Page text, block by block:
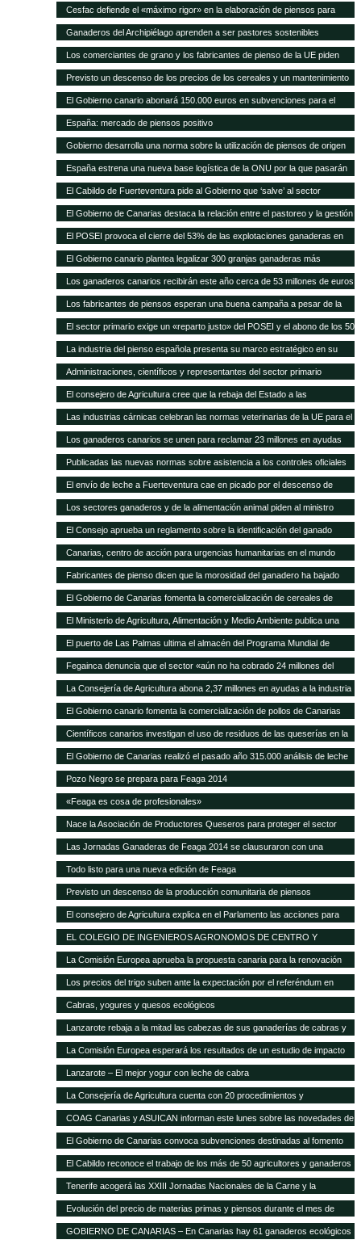
Cesfac defiende el «máximo rigor» en la elaboración de piensos para
animales
Ganaderos del Archipiélago aprenden a ser pastores sostenibles
Los comerciantes de grano y los fabricantes de pienso de la UE piden
celeridad en la aprobación de 8 cultivos MG
Previsto un descenso de los precios de los cereales y un mantenimiento
de los precios de la carne en los próximos 10 años según FAO/OCDE
El Gobierno canario abonará 150.000 euros en subvenciones para el
fomento de razas autóctonas
España: mercado de piensos positivo
Gobierno desarrolla una norma sobre la utilización de piensos de origen
animal
España estrena una nueva base logística de la ONU por la que pasarán
75.000 toneladas de ayuda para África al año
El Cabildo de Fuerteventura pide al Gobierno que ‘salve’ al sector
ganadero del hundimiento
El Gobierno de Canarias destaca la relación entre el pastoreo y la gestión
medioambiental
El POSEI provoca el cierre del 53% de las explotaciones ganaderas en
cuatro años
El Gobierno canario plantea legalizar 300 granjas ganaderas más
Los ganaderos canarios recibirán este año cerca de 53 millones de euros
en ayudas POSEI
Los fabricantes de piensos esperan una buena campaña a pesar de la
sequía en España
El sector primario exige un «reparto justo» del POSEI y el abono de los 50
millones adeudados
La industria del pienso española presenta su marco estratégico en su
asamblea general
Administraciones, científicos y representantes del sector primario
trabajan en el Plan Forrajero de Canarias
El consejero de Agricultura cree que la rebaja del Estado a las
subvenciones al transporte aleja a los agricultores canarios de España y
de Europa
Las industrias cárnicas celebran las normas veterinarias de la UE para el
porcino
Los ganaderos canarios se unen para reclamar 23 millones en ayudas
atrasadas
Publicadas las nuevas normas sobre asistencia a los controles oficiales
en mataderos de aves y conejos
El envío de leche a Fuerteventura cae en picado por el descenso de
cabras
Los sectores ganaderos y de la alimentación animal piden al ministro
Montoro que el IVA reducido no suba del 10 al 21%
El Consejo aprueba un reglamento sobre la identificación del ganado
vacuno
Canarias, centro de acción para urgencias humanitarias en el mundo
Fabricantes de pienso dicen que la morosidad del ganadero ha bajado
sensiblemente
El Gobierno de Canarias fomenta la comercialización de cereales de
variedades tradicionales de Canarias
El Ministerio de Agricultura, Alimentación y Medio Ambiente publica una
nueva convocatoria de subvenciones para proyectos de investigación
aplicada al sector ganadero por 6,3 millones de euros
El puerto de Las Palmas ultima el almacén del Programa Mundial de
Alimentos
Fegainca denuncia que el sector «aún no ha cobrado 24 millones del
POSEI 2013»
La Consejería de Agricultura abona 2,37 millones en ayudas a la industria
láctea y queserías artesanales
El Gobierno canario fomenta la comercialización de pollos de Canarias
Científicos canarios investigan el uso de residuos de las queserías en la
alimentación de ganado caprino
El Gobierno de Canarias realizó el pasado año 315.000 análisis de leche
y quesos de las Islas
Pozo Negro se prepara para Feaga 2014
«Feaga es cosa de profesionales»
Nace la Asociación de Productores Queseros para proteger el sector
Las Jornadas Ganaderas de Feaga 2014 se clausuraron con una
reivindicación al respeto del reglamento europeo sobre el POSEI
Todo listo para una nueva edición de Feaga
Previsto un descenso de la producción comunitaria de piensos
compuestos en 2014
El consejero de Agricultura explica en el Parlamento las acciones para
mejorar la situación de la ganadería canaria
EL COLEGIO DE INGENIEROS AGRONOMOS DE CENTRO Y
CANARIAS ofrece una sesión gratuita sobre Bioseguridad y gestión de
las explotaciones en ganadería
La Comisión Europea aprueba la propuesta canaria para la renovación
del AIEM
Los precios del trigo suben ante la expectación por el referéndum en
Crimea
Cabras, yogures y quesos ecológicos
Lanzarote rebaja a la mitad las cabezas de sus ganaderías de cabras y
ovejas Las exigencias de Europa para conceder las ayudas deja unas
12.000 cabezas caprinas y casi 4.000 ovinas
La Comisión Europea esperará los resultados de un estudio de impacto
para modificar el POSEI
Lanzarote – El mejor yogur con leche de cabra
La Consejería de Agricultura cuenta con 20 procedimientos y
servicios»on-line»
COAG Canarias y ASUICAN informan este lunes sobre las novedades de
la Ley de la Cadena Alimentaria
El Gobierno de Canarias convoca subvenciones destinadas al fomento
de razas ganaderas autóctonas
El Cabildo reconoce el trabajo de los más de 50 agricultores y ganaderos
Tenerife acogerá las XXIII Jornadas Nacionales de la Carne y la
Seguridad Alimentaria de AVESA
Evolución del precio de materias primas y piensos durante el mes de
enero
GOBIERNO DE CANARIAS – En Canarias hay 61 ganaderos ecológicos